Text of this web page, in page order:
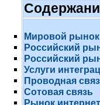
Мировой рынок
Российский
Российский
Услуги
Проводная
Сотовая связь
Рынок